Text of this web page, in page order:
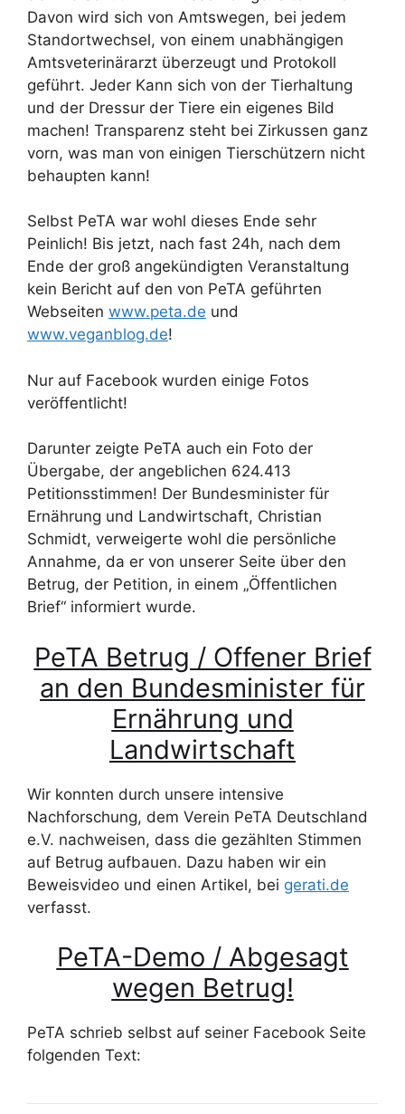
Davon wird sich von Amtswegen, bei jedem
Standortwechsel, von einem unabhängigen
Amtsveterinärarzt überzeugt und Protokoll
geführt. Jeder Kann sich von der Tierhaltung
und der Dressur der Tiere ein eigenes Bild
machen! Transparenz steht bei Zirkussen ganz
vorn, was man von einigen Tierschützern nicht
behaupten kann!
Selbst PeTA war wohl dieses Ende sehr
Peinlich! Bis jetzt, nach fast 24h, nach dem
Ende der groß angekündigten Veranstaltung
kein Bericht auf den von PeTA geführten
Webseiten www.peta.de und
www.veganblog.de!
Nur auf Facebook wurden einige Fotos
veröffentlicht!
Darunter zeigte PeTA auch ein Foto der
Übergabe, der angeblichen 624.413
Petitionsstimmen! Der Bundesminister für
Ernährung und Landwirtschaft, Christian
Schmidt, verweigerte wohl die persönliche
Annahme, da er von unserer Seite über den
Betrug, der Petition, in einem „Öffentlichen
Brief“ informiert wurde.
PeTA Betrug / Offener Brief
an den Bundesminister für
Ernährung und
Landwirtschaft
Wir konnten durch unsere intensive
Nachforschung, dem Verein PeTA Deutschland
e.V. nachweisen, dass die gezählten Stimmen
auf Betrug aufbauen. Dazu haben wir ein
Beweisvideo und einen Artikel, bei gerati.de
verfasst.
PeTA-Demo / Abgesagt
wegen Betrug!
PeTA schrieb selbst auf seiner Facebook Seite
folgenden Text: